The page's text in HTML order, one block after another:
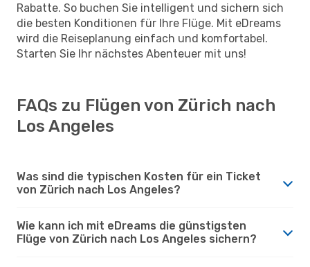
Rabatte. So buchen Sie intelligent und sichern sich
die besten Konditionen für Ihre Flüge. Mit eDreams
wird die Reiseplanung einfach und komfortabel.
Starten Sie Ihr nächstes Abenteuer mit uns!
FAQs zu Flügen von Zürich nach
Los Angeles
Was sind die typischen Kosten für ein Ticket
von Zürich nach Los Angeles?
Wie kann ich mit eDreams die günstigsten
Flüge von Zürich nach Los Angeles sichern?